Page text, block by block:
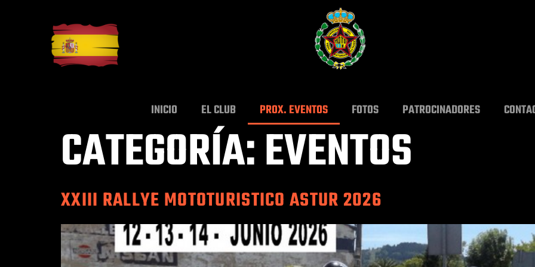
INICIO EL CLUB PROX. EVENTOS FOTOS PATROCINADORES
CATEGORÍA:EVENTOS
XXIII RALLYE MOTOTURISTICO ASTUR 2026